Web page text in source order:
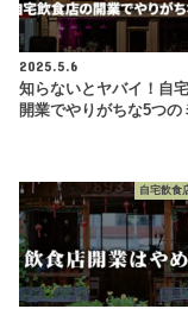
2025.5.6
知らないとヤバイ！自
開業でやりがちな5つの
自宅飲食